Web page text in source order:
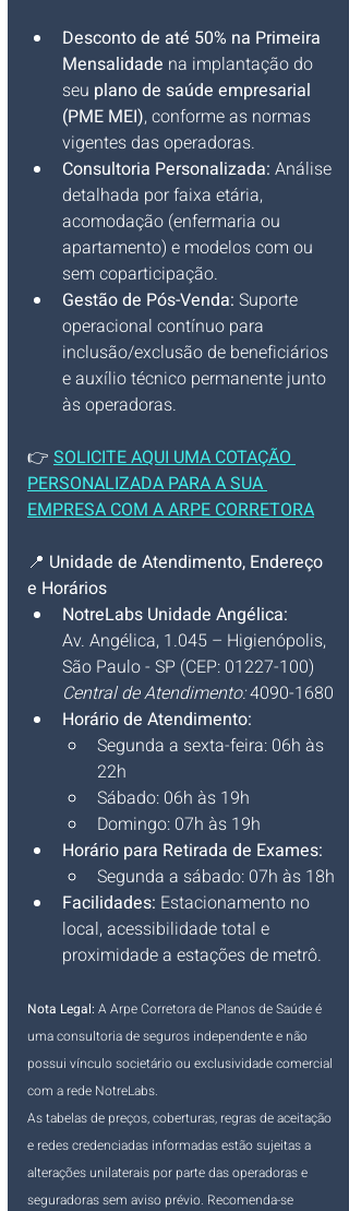
Desconto de até 50% na Primeira
Mensalidade na implantação do
seu plano de saúde empresarial
(PME MEI), conforme as normas
vigentes das operadoras.
Consultoria Personalizada: Análise
detalhada por faixa etária,
acomodação (enfermaria ou
apartamento) e modelos com ou
sem coparticipação.
Gestão de Pós-Venda: Suporte
operacional contínuo para
inclusão/exclusão de beneficiários
e auxílio técnico permanente junto
às operadoras.
👉 SOLICITE AQUI UMA COTAÇÃO
PERSONALIZADA PARA A SUA
EMPRESA COM A ARPE CORRETORA
📍 Unidade de Atendimento, Endereço
e Horários
NotreLabs Unidade Angélica:
Av. Angélica, 1.045 – Higienópolis,
São Paulo - SP (CEP: 01227-100)
Central de Atendimento: 4090-1680
Horário de Atendimento:
Segunda a sexta-feira: 06h às
22h
Sábado: 06h às 19h
Domingo: 07h às 19h
Horário para Retirada de Exames:
Segunda a sábado: 07h às 18h
Facilidades: Estacionamento no
local, acessibilidade total e
proximidade a estações de metrô.
Nota Legal: A Arpe Corretora de Planos de Saúde é
uma consultoria de seguros independente e não
possui vínculo societário ou exclusividade comercial
com a rede NotreLabs.
As tabelas de preços, coberturas, regras de aceitação
e redes credenciadas informadas estão sujeitas a
alterações unilaterais por parte das operadoras e
seguradoras sem aviso prévio. Recomenda-se